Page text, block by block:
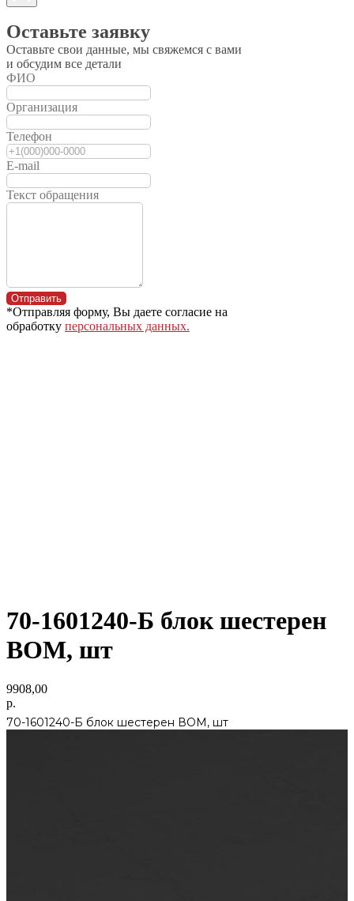
Оставьте заявку
Оставьте свои данные, мы свяжемся с вами
и обсудим все детали
ФИО
Организация
Телефон
E-mail
Текст обращения
Отправить
*Отправляя форму, Вы даете согласие на
обработку персональных данных.
70-1601240-Б блок шестерен
ВОМ, шт
9908,00
р.
70-1601240-Б блок шестерен ВОМ, шт